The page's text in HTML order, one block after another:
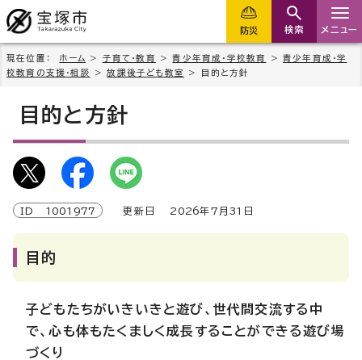
防災 検索 メニュー
現在位置： ホーム > 子育て・教育 >青少年育成・学校教育 >青少年育成・学
校教育の支援・相談
>放課後子ども教室 > 目的と方針
目的と方針
ID 1001977 更新日 2026年7月 31 日
目的
子どもたちがいきいきと遊び、世代間交流する中
で、心も体もたくましく成長することができる遊び場
づくり